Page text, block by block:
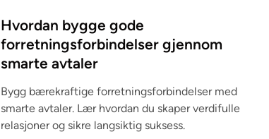
t
e
n
Hvordan bygge gode
forretningsforbindelser gjennom
smarte avtaler
Bygg bærekraftige forretningsforbindelser med
smarte avtaler. Lær hvordan du skaper verdifulle
relasjoner og sikre langsiktig suksess.